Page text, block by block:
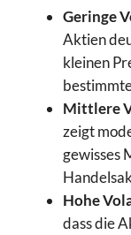
Geringe
Aktien
kleinen
Mittlere
zeigt
gewisses
Hohe
dass die